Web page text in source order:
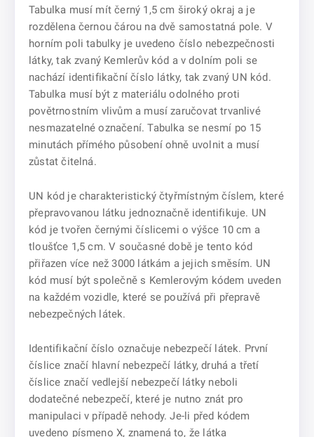
Tabulka musí mít černý 1,5 cm široký okraj a je
rozdělena černou čárou na dvě samostatná pole. V
horním poli tabulky je uvedeno číslo nebezpečnosti
látky, tak zvaný Kemlerův kód a v dolním poli se
nachází identifikační číslo látky, tak zvaný UN kód.
Tabulka musí být z materiálu odolného proti
povětrnostním vlivům a musí zaručovat trvanlivé
nesmazatelné označení. Tabulka se nesmí po 15
minutách přímého působení ohně uvolnit a musí
zůstat čitelná.
UN kód je charakteristický čtyřmístným číslem, které
přepravovanou látku jednoznačně identifikuje. UN
kód je tvořen černými číslicemi o výšce 10 cm a
tloušťce 1,5 cm. V současné době je tento kód
přiřazen více než 3000 látkám a jejich směsím. UN
kód musí být společně s Kemlerovým kódem uveden
na každém vozidle, které se používá při přepravě
nebezpečných látek.
Identifikační číslo označuje nebezpečí látek. První
číslice značí hlavní nebezpečí látky, druhá a třetí
číslice značí vedlejší nebezpečí látky neboli
dodatečné nebezpečí, které je nutno znát pro
manipulaci v případě nehody. Je-li před kódem
uvedeno písmeno X, znamená to, že látka